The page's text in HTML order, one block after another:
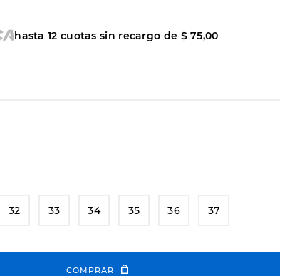
hasta12 cuotas sin recargo de $ 75,00
32 33 34 35 36 37
COMPRAR